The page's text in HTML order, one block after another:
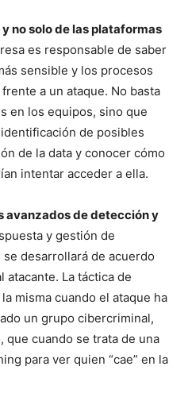
no solo de las plataformas
es responsable de saber
sensible y los procesos
a un ataque. No basta
en los equipos, sino que
de posibles
de la data y conocer cómo
intentar acceder a ella.
avanzados de detección y
y gestión de
desarrollará de acuerdo
atacante. La táctica de
misma cuando el ataque ha
un grupo cibercriminal,
que cuando se trata de una
para ver quien “cae” en la